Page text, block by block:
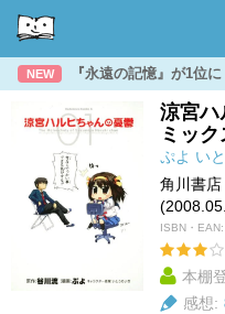
NEW 『永遠の記憶』が1位
涼宮ハ
ミッ
ぷよ い
角川書店
ISBN・EAN:
本棚
感想: